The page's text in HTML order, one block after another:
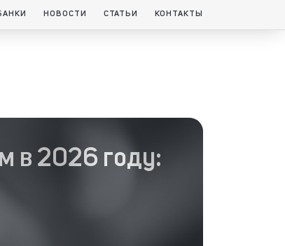
НОВОСТИ СТАТЬИ КОНТАКТЫ
в 2026 году: